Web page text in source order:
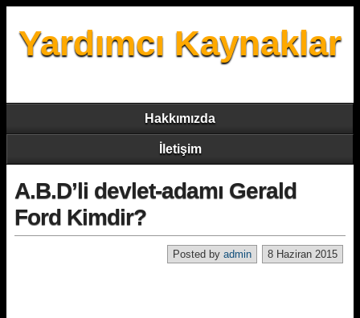
Yardımcı Kaynaklar
Hakkımızda
İletişim
A.B.D’li devlet-adamı Gerald
Ford Kimdir?
8 Haziran 2015
Posted by admin